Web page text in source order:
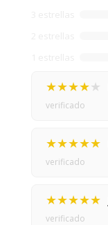
★★★★★
verificado
★★★★★
verificado
★★★★★
verificado